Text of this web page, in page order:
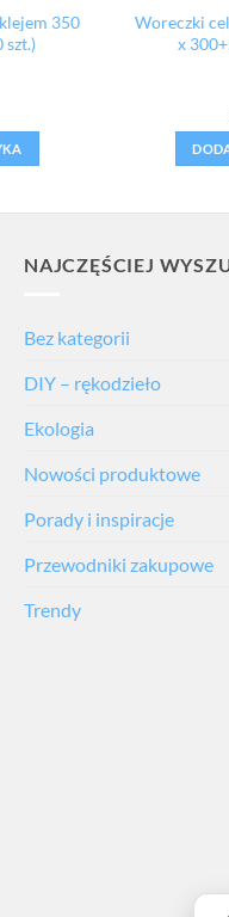
350
szt.)
Woreczki
x
NAJCZĘŚCIEJ
Bez kategorii
DIY – rękodzieło
Ekologia
Nowości produktowe
Porady i inspiracje
Przewodniki zakupowe
Trendy